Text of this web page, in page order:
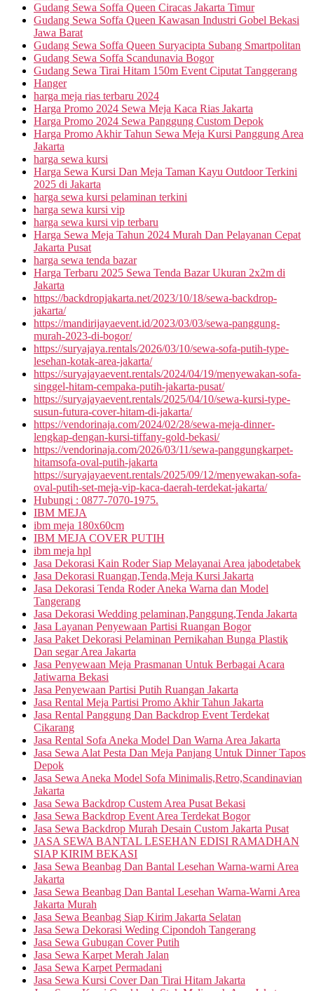
Gudang Sewa Soffa Queen Ciracas Jakarta Timur
Gudang Sewa Soffa Queen Kawasan Industri Gobel Bekasi
Jawa Barat
Gudang Sewa Soffa Queen Suryacipta Subang Smartpolitan
Gudang Sewa Soffa Scandunavia Bogor
Gudang Sewa Tirai Hitam 150m Event Ciputat Tanggerang
Hanger
harga meja rias terbaru 2024
Harga Promo 2024 Sewa Meja Kaca Rias Jakarta
Harga Promo 2024 Sewa Panggung Custom Depok
Harga Promo Akhir Tahun Sewa Meja Kursi Panggung Area
Jakarta
harga sewa kursi
Harga Sewa Kursi Dan Meja Taman Kayu Outdoor Terkini
2025 di Jakarta
harga sewa kursi pelaminan terkini
harga sewa kursi vip
harga sewa kursi vip terbaru
Harga Sewa Meja Tahun 2024 Murah Dan Pelayanan Cepat
Jakarta Pusat
harga sewa tenda bazar
Harga Terbaru 2025 Sewa Tenda Bazar Ukuran 2x2m di
Jakarta
https://backdropjakarta.net/2023/10/18/sewa-backdrop-
jakarta/
https://mandirijayaevent.id/2023/03/03/sewa-panggung-
murah-2023-di-bogor/
https://suryajaya.rentals/2026/03/10/sewa-sofa-putih-type-
lesehan-kotak-area-jakarta/
https://suryajayaevent.rentals/2024/04/19/menyewakan-sofa-
singgel-hitam-cempaka-putih-jakarta-pusat/
https://suryajayaevent.rentals/2025/04/10/sewa-kursi-type-
susun-futura-cover-hitam-di-jakarta/
https://vendorinaja.com/2024/02/28/sewa-meja-dinner-
lengkap-dengan-kursi-tiffany-gold-bekasi/
https://vendorinaja.com/2026/03/11/sewa-panggungkarpet-
hitamsofa-oval-putih-jakarta
https://suryajayaevent.rentals/2025/09/12/menyewakan-sofa-
oval-putih-set-meja-vip-kaca-daerah-terdekat-jakarta/
Hubungi : 0877-7070-1975.
IBM MEJA
ibm meja 180x60cm
IBM MEJA COVER PUTIH
ibm meja hpl
Jasa Dekorasi Kain Roder Siap Melayanai Area jabodetabek
Jasa Dekorasi Ruangan,Tenda,Meja Kursi Jakarta
Jasa Dekorasi Tenda Roder Aneka Warna dan Model
Tangerang
Jasa Dekorasi Wedding pelaminan,Panggung,Tenda Jakarta
Jasa Layanan Penyewaan Partisi Ruangan Bogor
Jasa Paket Dekorasi Pelaminan Pernikahan Bunga Plastik
Dan segar Area Jakarta
Jasa Penyewaan Meja Prasmanan Untuk Berbagai Acara
Jatiwarna Bekasi
Jasa Penyewaan Partisi Putih Ruangan Jakarta
Jasa Rental Meja Partisi Promo Akhir Tahun Jakarta
Jasa Rental Panggung Dan Backdrop Event Terdekat
Cikarang
Jasa Rental Sofa Aneka Model Dan Warna Area Jakarta
Jasa Sewa Alat Pesta Dan Meja Panjang Untuk Dinner Tapos
Depok
Jasa Sewa Aneka Model Sofa Minimalis,Retro,Scandinavian
Jakarta
Jasa Sewa Backdrop Custem Area Pusat Bekasi
Jasa Sewa Backdrop Event Area Terdekat Bogor
Jasa Sewa Backdrop Murah Desain Custom Jakarta Pusat
JASA SEWA BANTAL LESEHAN EDISI RAMADHAN
SIAP KIRIM BEKASI
Jasa Sewa Beanbag Dan Bantal Lesehan Warna-warni Area
Jakarta
Jasa Sewa Beanbag Dan Bantal Lesehan Warna-Warni Area
Jakarta Murah
Jasa Sewa Beanbag Siap Kirim Jakarta Selatan
Jasa Sewa Dekorasi Weding Cipondoh Tangerang
Jasa Sewa Gubugan Cover Putih
Jasa Sewa Karpet Merah Jalan
Jasa Sewa Karpet Permadani
Jasa Sewa Kursi Cover Dan Tirai Hitam Jakarta